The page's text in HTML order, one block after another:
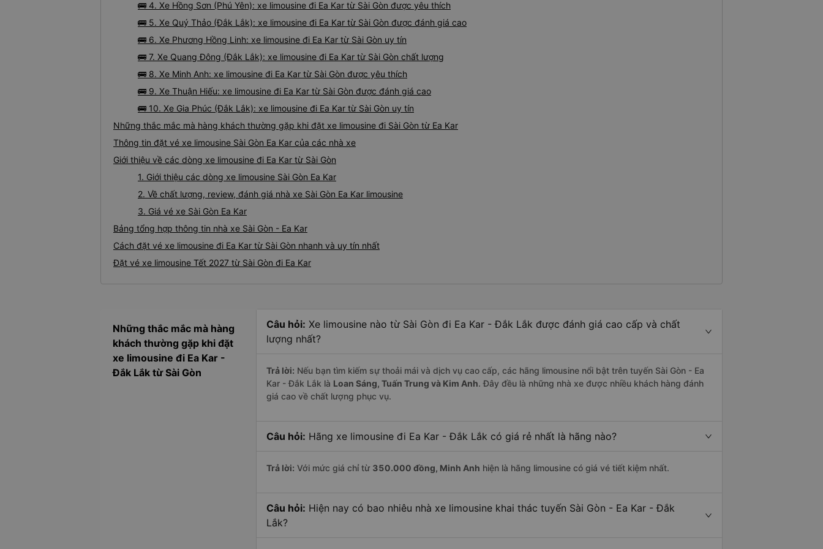
🚌 4. Xe Hồng Sơn (Phú Yên): xe limousine đi Ea Kar từ Sài Gòn được yêu thích
🚌 5. Xe Quý Thảo (Đắk Lắk): xe limousine đi Ea Kar từ Sài Gòn được đánh giá cao
🚌 6. Xe Phương Hồng Linh: xe limousine đi Ea Kar từ Sài Gòn uy tín
🚌 7. Xe Quang Đông (Đắk Lắk): xe limousine đi Ea Kar từ Sài Gòn chất lượng
🚌 8. Xe Minh Anh: xe limousine đi Ea Kar từ Sài Gòn được yêu thích
🚌 9. Xe Thuận Hiếu: xe limousine đi Ea Kar từ Sài Gòn được đánh giá cao
🚌 10. Xe Gia Phúc (Đắk Lắk): xe limousine đi Ea Kar từ Sài Gòn uy tín
Những thắc mắc mà hàng khách thường gặp khi đặt xe limousine đi Sài Gòn từ Ea Kar
Thông tin đặt vé xe limousine Sài Gòn Ea Kar của các nhà xe
Giới thiệu về các dòng xe limousine đi Ea Kar từ Sài Gòn
1. Giới thiệu các dòng xe limousine Sài Gòn Ea Kar
2. Về chất lượng, review, đánh giá nhà xe Sài Gòn Ea Kar limousine
3. Giá vé xe Sài Gòn Ea Kar
Bảng tổng hợp thông tin nhà xe Sài Gòn - Ea Kar
Cách đặt vé xe limousine đi Ea Kar từ Sài Gòn nhanh và uy tín nhất
Đặt vé xe limousine Tết 2027 từ Sài Gòn đi Ea Kar
Những thắc mắc mà hàng
khách thường gặp khi đặt
xe limousine đi Ea Kar -
Đắk Lắk từ Sài Gòn
Câu hỏi: Xe limousine nào từ Sài Gòn đi Ea Kar - Đắk Lắk được đánh giá cao cấp và chất
lượng nhất?
Trả lời: Nếu bạn tìm kiếm sự thoải mái và dịch vụ cao cấp, các hãng limousine nổi bật trên tuyến Sài Gòn - Ea
Kar - Đắk Lắk là Loan Sáng, Tuấn Trung và Kim Anh. Đây đều là những nhà xe được nhiều khách hàng đánh
giá cao về chất lượng phục vụ.
Câu hỏi: Hãng xe limousine đi Ea Kar - Đắk Lắk có giá rẻ nhất là hãng nào?
Trả lời: Với mức giá chỉ từ 350.000 đồng, Minh Anh hiện là hãng limousine có giá vé tiết kiệm nhất.
Câu hỏi: Hiện nay có bao nhiêu nhà xe limousine khai thác tuyến Sài Gòn - Ea Kar - Đắk
Lắk?